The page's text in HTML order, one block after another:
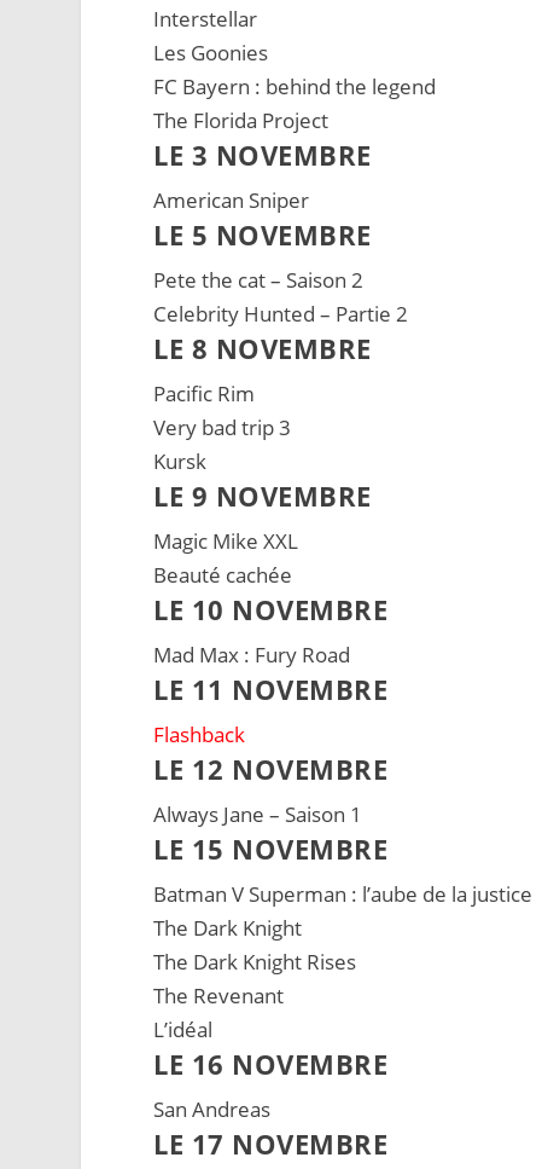
Interstellar
Les Goonies
FC Bayern : behind the legend
The Florida Project
LE 3 NOVEMBRE
American Sniper
LE 5 NOVEMBRE
Pete the cat – Saison 2
Celebrity Hunted – Partie 2
LE 8 NOVEMBRE
Pacific Rim
Very bad trip 3
Kursk
LE 9 NOVEMBRE
Magic Mike XXL
Beauté cachée
LE 10 NOVEMBRE
Mad Max : Fury Road
LE 11 NOVEMBRE
Flashback
LE 12 NOVEMBRE
Always Jane – Saison 1
LE 15 NOVEMBRE
Batman V Superman : l’aube de la justice
The Dark Knight
The Dark Knight Rises
The Revenant
L’idéal
LE 16 NOVEMBRE
San Andreas
LE 17 NOVEMBRE